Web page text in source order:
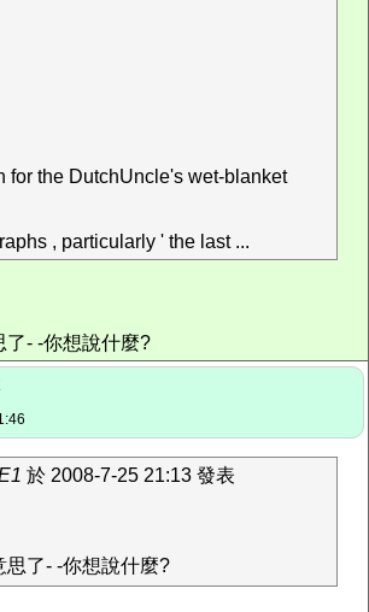
for the DutchUncle's wet-blanket
, particularly ' the last ...
了- -你想說什麼?
於 2008-7-25 21:13 發表
了- -你想說什麼?